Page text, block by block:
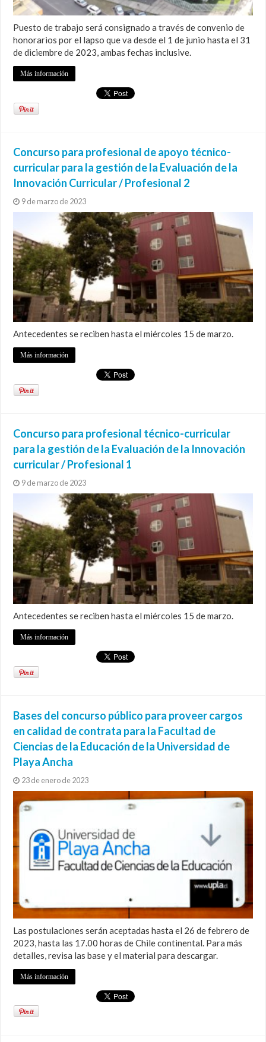
Puesto de trabajo será consignado a través de convenio de
honorarios por el lapso que va desde el 1 de junio hasta el 31
de diciembre de 2023, ambas fechas inclusive.
Más información
Concurso para profesional de apoyo técnico-
curricular para la gestión de la Evaluación de la
Innovación Curricular / Profesional 2
9 de marzo de 2023
Antecedentes se reciben hasta el miércoles 15 de marzo.
Más información
Concurso para profesional técnico-curricular
para la gestión de la Evaluación de la Innovación
curricular / Profesional 1
9 de marzo de 2023
Antecedentes se reciben hasta el miércoles 15 de marzo.
Más información
Bases del concurso público para proveer cargos
en calidad de contrata para la Facultad de
Ciencias de la Educación de la Universidad de
Playa Ancha
23 de enero de 2023
Las postulaciones serán aceptadas hasta el 26 de febrero de
2023, hasta las 17.00 horas de Chile continental. Para más
detalles, revisa las base y el material para descargar.
Más información